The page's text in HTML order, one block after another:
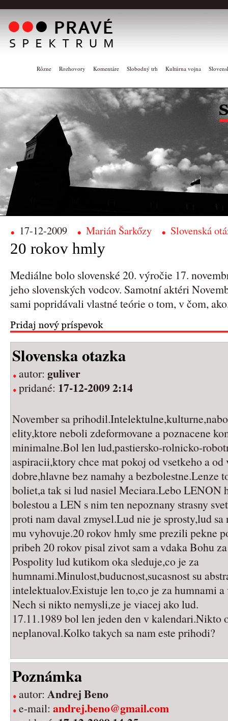
Rôzne Rozhovory Komentáre Slobodný trh Kultúrna vojna
17-12-2009 Marián Šarkőzy Slovenská
20 rokov hmly
Mediálne bolo slovenské 20. výročie 17.
jeho slovenských vodcov. Samotní aktéri
sami popridávali vlastné teórie o tom, v čom,
Slovenska otazka
autor: guliver
pridané: 17-12-2009 2:14
November sa
elity,ktore neboli zdeformovane a poznacene
minimalne.Bol len lud,pastiersko-rolnicko-
aspiracii,ktory chce mat pokoj od vsetkeho a
dobre,hlavne bez namahy a bezbolestne.Lenze
boliet,a tak si lud nasiel Meciara.Lebo LENON
bolestou a LEN s nim ten nepoznany strasny
proti nam daval zmysel.Lud nie je sprosty,lud
mu vyhovuje.20 rokov hmly sme prezili pekne
pribeh 20 rokov pisal zivot sam a vdaka Bohu
Pospolity lud kutikom oka sleduje,co je za
humnami.Minulost,buducnost,sucasnost su
intelektualov.Existuje len to,co je za humnami a
Nech si nikto nemysli,ze je viacej ako lud.
17.11.1989 bol len jeden den v kalendari.Nikto
neplanoval.Kolko takych sa nam este prihodi?
Poznámka
autor: Andrej Beno
e-mail: andrej.beno@gmail.com